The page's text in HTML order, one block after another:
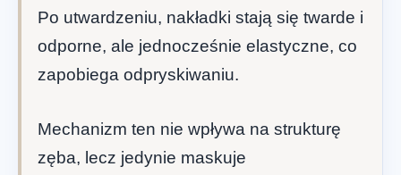
Po utwardzeniu, nakładki stają się twarde i
odporne, ale jednocześnie elastyczne, co
zapobiega odpryskiwaniu.
Mechanizm ten nie wpływa na strukturę
zęba, lecz jedynie maskuje